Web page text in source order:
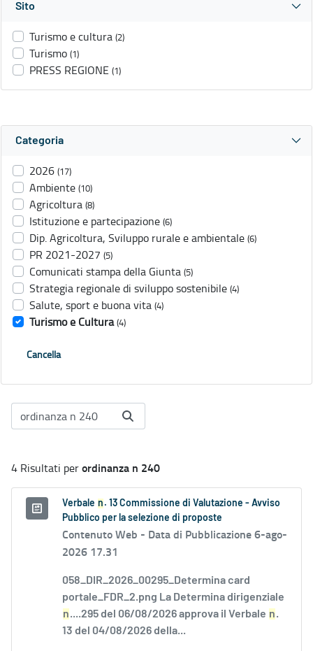
Sito
Turismo e cultura (2)
Turismo (1)
PRESS REGIONE (1)
Categoria
2026 (17)
Ambiente (10)
Agricoltura (8)
Istituzione e partecipazione (6)
Dip. Agricoltura, Sviluppo rurale e ambientale (6)
PR 2021-2027 (5)
Comunicati stampa della Giunta (5)
Strategia regionale di sviluppo sostenibile (4)
Salute, sport e buona vita (4)
Turismo e Cultura (4)
Cancella
4 Risultati perordinanza n 240
Verbale n . 13 Commissione di Valutazione - Avviso
Pubblico per la selezione di proposte
Contenuto Web - Data di Pubblicazione 6-ago-
2026 17.31
058_DIR_2026_00295_Determina card
portale_FDR_2.png La Determina dirigenziale
n....295 del 06/08/2026 approva il Verbale n.
13 del 04/08/2026 della...